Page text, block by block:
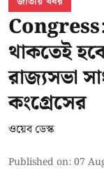
থাকতেই
রাজ্যসভা
কংগ্রেসের
ওয়েব ডেস্ক
Published on:07